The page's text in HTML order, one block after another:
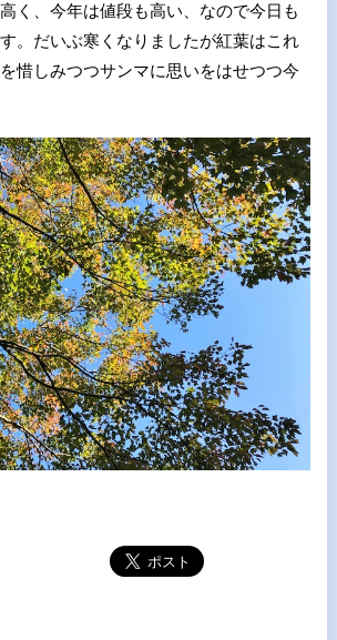
く、今年は値段も高い、なので今日も
。だいぶ寒くなりましたが紅葉はこれ
惜しみつつサンマに思いをはせつつ今